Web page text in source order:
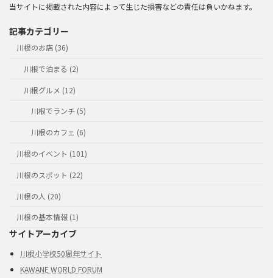
当サイトに掲載された内容によって生じた損害などの責任は負いかねます。
記事カテゴリー
川根のお店 (36)
川根で泊まる (2)
川根グルメ (12)
川根でランチ (5)
川根のカフェ (6)
川根のイベント (101)
川根のスポット (22)
川根の人 (20)
川根の基本情報 (1)
サイトアーカイブ
川根小学校50周年サイト
KAWANE WORLD FORUM